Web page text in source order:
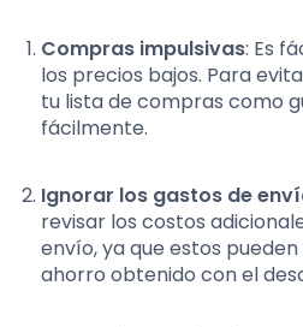
Compras impulsivas: Es
los precios bajos. Para
tu lista de compras como
fácilmente.
Ignorar los gastos de
revisar los costos
envío, ya que estos
ahorro obtenido con el